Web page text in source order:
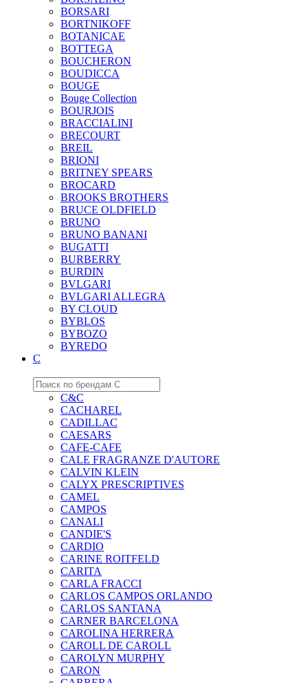
BORSARI
BORTNIKOFF
BOTANICAE
BOTTEGA
BOUCHERON
BOUDICCA
BOUGE
Bouge Collection
BOURJOIS
BRACCIALINI
BRECOURT
BREIL
BRIONI
BRITNEY SPEARS
BROCARD
BROOKS BROTHERS
BRUCE OLDFIELD
BRUNO
BRUNO BANANI
BUGATTI
BURBERRY
BURDIN
BVLGARI
BVLGARI ALLEGRA
BY CLOUD
BYBLOS
BYBOZO
BYREDO
C
C&C
CACHAREL
CADILLAC
CAESARS
CAFE-CAFE
CALE FRAGRANZE D'AUTORE
CALVIN KLEIN
CALYX PRESCRIPTIVES
CAMEL
CAMPOS
CANALI
CANDIE'S
CARDIO
CARINE ROITFELD
CARITA
CARLA FRACCI
CARLOS CAMPOS ORLANDO
CARLOS SANTANA
CARNER BARCELONA
CAROLINA HERRERA
CAROLL DE CAROLL
CAROLYN MURPHY
CARON